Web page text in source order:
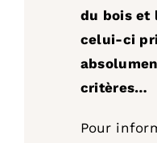
du bois et
celui-ci
critères…
Pour